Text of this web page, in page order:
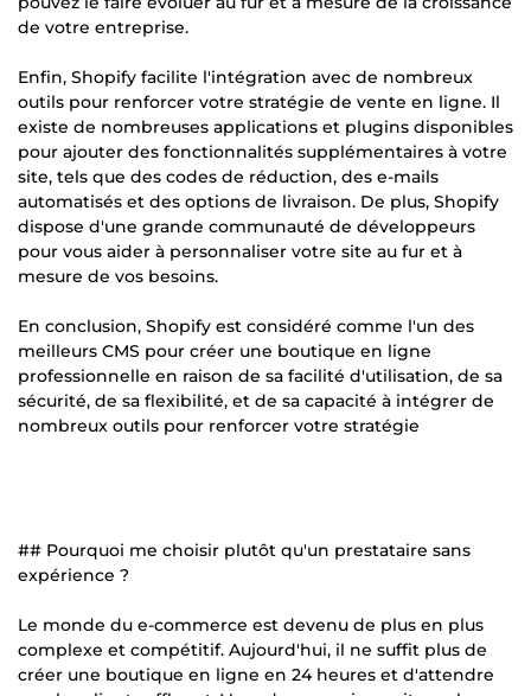
de votre entreprise.
Enfin, Shopify facilite l'intégration avec de nombreux
outils pour renforcer votre stratégie de vente en ligne. Il
existe de nombreuses applications et plugins disponibles
pour ajouter des fonctionnalités supplémentaires à votre
site, tels que des codes de réduction, des e-mails
automatisés et des options de livraison. De plus, Shopify
dispose d'une grande communauté de développeurs
pour vous aider à personnaliser votre site au fur et à
mesure de vos besoins.
En conclusion, Shopify est considéré comme l'un des
meilleurs CMS pour créer une boutique en ligne
professionnelle en raison de sa facilité d'utilisation, de sa
sécurité, de sa flexibilité, et de sa capacité à intégrer de
nombreux outils pour renforcer votre stratégie
## Pourquoi me choisir plutôt qu'un prestataire sans
expérience ?
Le monde du e-commerce est devenu de plus en plus
complexe et compétitif. Aujourd'hui, il ne suffit plus de
créer une boutique en ligne en 24 heures et d'attendre